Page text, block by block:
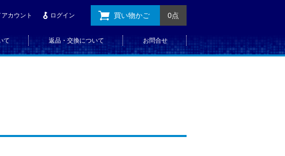
アカウント ログイン 買い物かご 0点
て 返品・交換について お問合せ